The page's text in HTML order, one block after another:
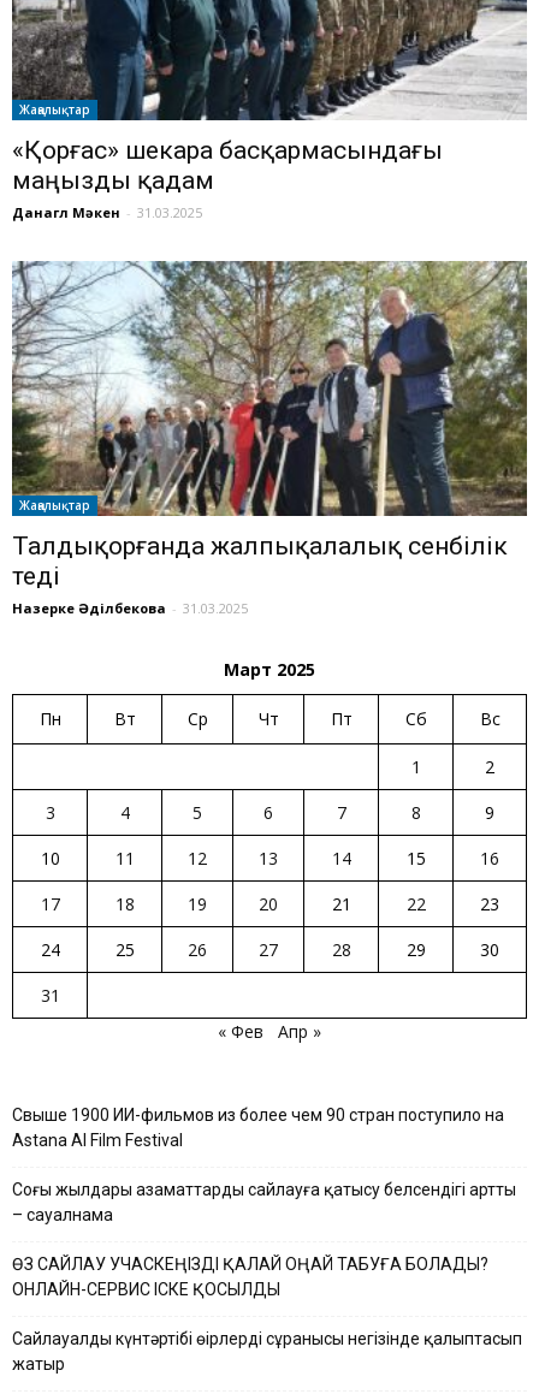
Жаңалықтар
«Қорғас» шекара басқармасындағы
маңызды қадам
Данагүл Мәкен - 31.03.2025
Жаңалықтар
Талдықорғанда жалпықалалық сенбілік
өтеді
Назерке Әділбекова - 31.03.2025
Март 2025
Пн Вт Ср Чт Пт Сб Вс
1
2
3
4 5 6 7 8
9
10
11 12 13 14 15
16
17
18 19 20 21 22
23
24
25 26 27 28 29
30
31
« Фев
Апр »
Свыше 1900 ИИ-фильмов из более чем 90 стран поступило на
Astana AI Film Festival
Соңғы жылдары азаматтардың сайлауға қатысу белсендігі артты
– сауалнама
ӨЗ САЙЛАУ УЧАСКЕҢІЗДІ ҚАЛАЙ ОҢАЙ ТАБУҒА БОЛАДЫ?
ОНЛАЙН-СЕРВИС ІСКЕ ҚОСЫЛДЫ
Сайлауалды күнтәртібі өңірлердің сұранысы негізінде қалыптасып
жатыр